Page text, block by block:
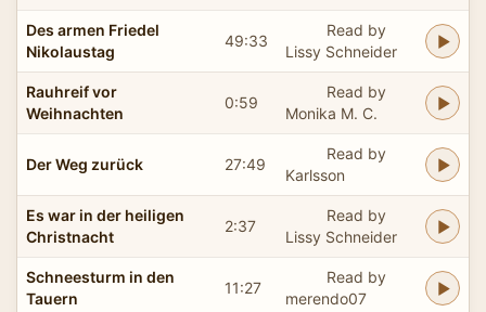
Des armen Friedel
Nikolaustag
49:33
Read by
Lissy Schneider
Rauhreif vor
Weihnachten
0:59
Read by
Monika M. C.
Der Weg zurück 27:49
Read by
Karlsson
Es war in der heiligen
Christnacht
2:37
Read by
Lissy Schneider
Schneesturm in den
Tauern
11:27
Read by
merendo07